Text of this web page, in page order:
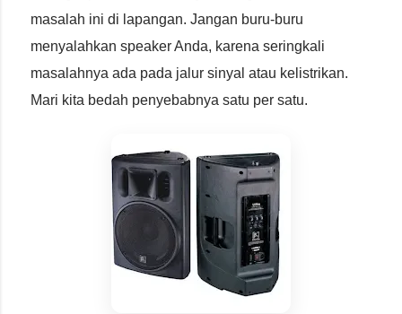
masalah ini di lapangan. Jangan buru-buru
menyalahkan speaker Anda, karena seringkali
masalahnya ada pada jalur sinyal atau kelistrikan.
Mari kita bedah penyebabnya satu per satu.